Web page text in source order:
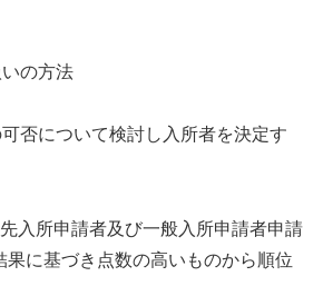
いの方法
否について検討し入所者を決定す
入所申請者及び一般入所申請者申請
果に基づき点数の高いものから順位